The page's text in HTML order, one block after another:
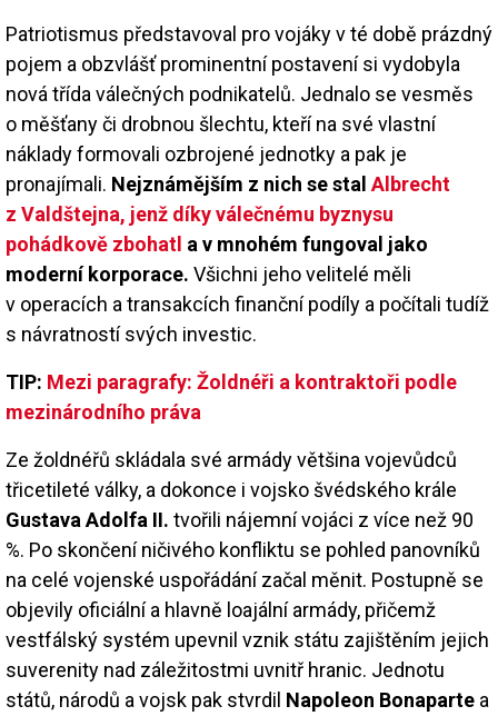
Patriotismus představoval pro vojáky v té době prázdný
pojem a obzvlášť prominentní postavení si vydobyla
nová třída válečných podnikatelů. Jednalo se vesměs
o měšťany či drobnou šlechtu, kteří na své vlastní
náklady formovali ozbrojené jednotky a pak je
pronajímali. Nejznámějším z nich se stal Albrecht
z Valdštejna, jenž díky válečnému byznysu
pohádkově zbohatl a v mnohém fungoval jako
moderní korporace. Všichni jeho velitelé měli
v operacích a transakcích finanční podíly a počítali tudíž
s návratností svých investic.
TIP: Mezi paragrafy: Žoldnéři a kontraktoři podle
mezinárodního práva
Ze žoldnéřů skládala své armády většina vojevůdců
třicetileté války, a dokonce i vojsko švédského krále
Gustava Adolfa II. tvořili nájemní vojáci z více než 90
%. Po skončení ničivého konfliktu se pohled panovníků
na celé vojenské uspořádání začal měnit. Postupně se
objevily oficiální a hlavně loajální armády, přičemž
vestfálský systém upevnil vznik státu zajištěním jejich
suverenity nad záležitostmi uvnitř hranic. Jednotu
států, národů a vojsk pak stvrdil Napoleon Bonaparte a